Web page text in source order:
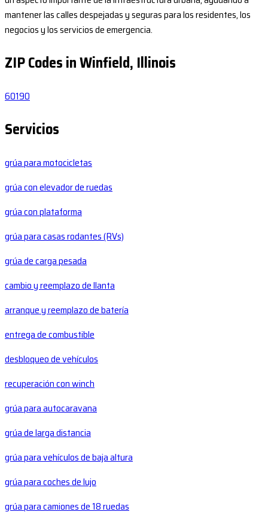
mantener las calles despejadas y seguras para los residentes, los
negocios y los servicios de emergencia.
ZIP Codes in Winfield, Illinois
60190
Servicios
grúa para motocicletas
grúa con elevador de ruedas
grúa con plataforma
grúa para casas rodantes (RVs)
grúa de carga pesada
cambio y reemplazo de llanta
arranque y reemplazo de batería
entrega de combustible
desbloqueo de vehículos
recuperación con winch
grúa para autocaravana
grúa de larga distancia
grúa para vehículos de baja altura
grúa para coches de lujo
grúa para camiones de 18 ruedas